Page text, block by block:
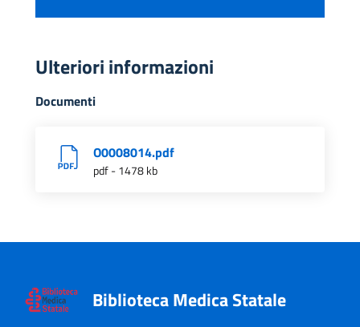
Ulteriori informazioni
Documenti
O0008014.pdf
pdf - 1478 kb
Biblioteca Medica Statale